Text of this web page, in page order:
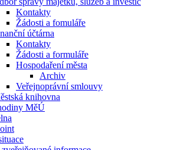
Kontakty
Žádosti a fomuláře
účtárna
Kontakty
Žádosti a formuláře
Hospodaření města
Archiv
Veřejnoprávní smlouvy
knihovna
MěÚ